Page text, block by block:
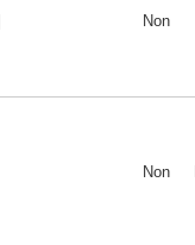
Non
Non